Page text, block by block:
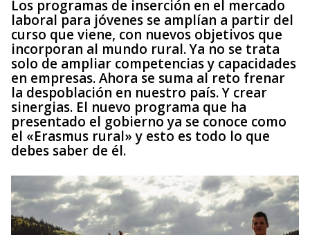
Los programas de inserción en el mercado
laboral para jóvenes se amplían a partir del
curso que viene, con nuevos objetivos que
incorporan al mundo rural. Ya no se trata
solo de ampliar competencias y capacidades
en empresas. Ahora se suma al reto frenar
la despoblación en nuestro país. Y crear
sinergias. El nuevo programa que ha
presentado el gobierno ya se conoce como
el «Erasmus rural» y esto es todo lo que
debes saber de él.